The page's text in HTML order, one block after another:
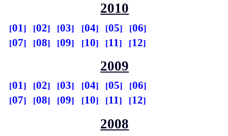
2010
01 02 03 04 05
06
07
08 09 10 11 12
2009
01 02 03 04 05
06
07
08 09 10 11 12
2008